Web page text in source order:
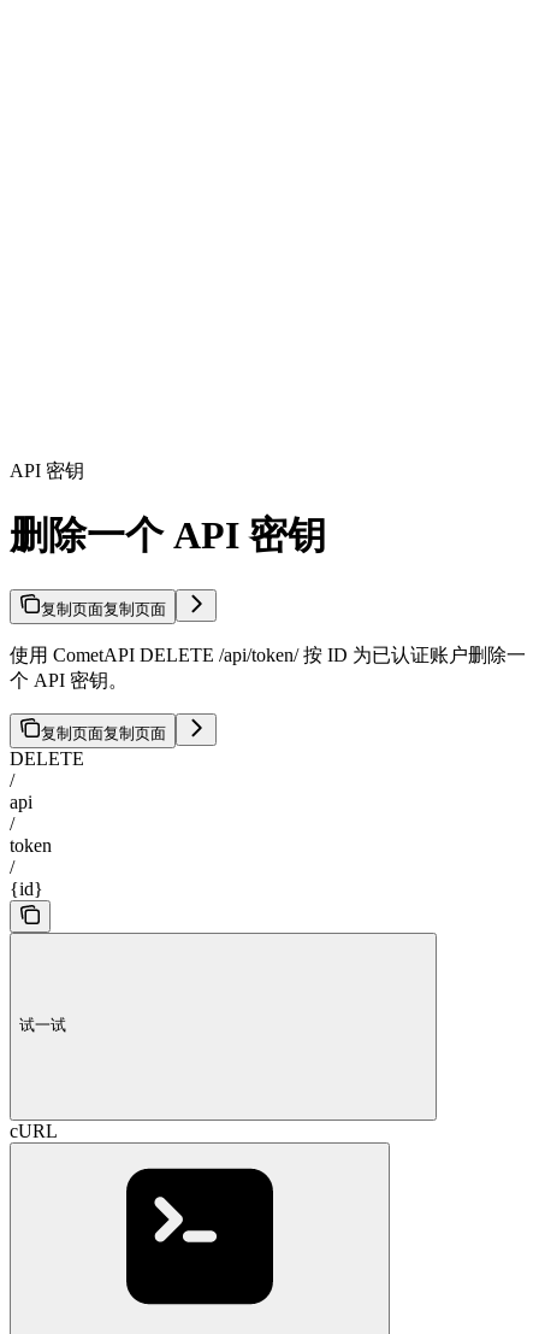
API 密钥
删除一个 API 密钥
复制页面复制页面
使用 CometAPI DELETE /api/token/按 ID 为已认证账户删除一
个 API 密钥。
复制页面复制页面
DELETE
/
api
/
token
/
{id}
试一试
cURL